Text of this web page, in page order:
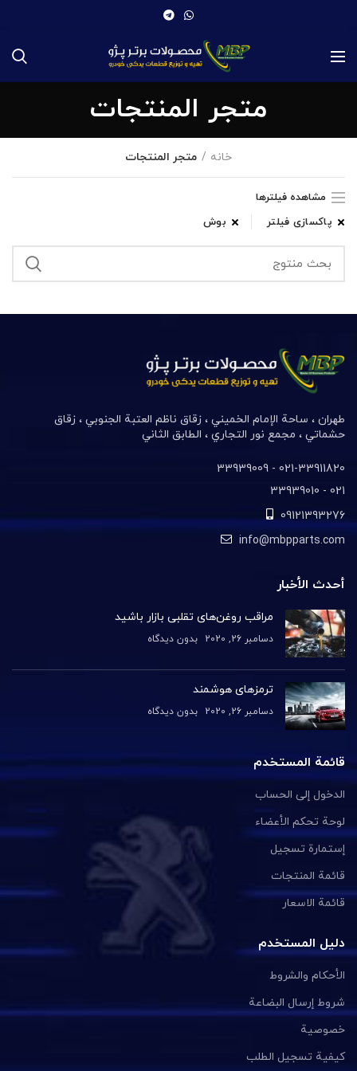
متجر المنتجات
خانه متجر المنتجات
مشاهده فیلترها
پاکسازی فیلتر
بوش
طهران ، ساحة الإمام الخميني ، زقاق ناظم العتبة الجنوبي ، زقاق
حشماتي ، مجمع نور التجاري ، الطابق الثاني
021-33911820- 33939009
021- 33939010
09121393276
info@mbpparts.com
أحدث الأخبار
مراقب روغن‌های تقلبی بازار باشید
دسامبر 26, 2020 بدون دیدگاه
ترمزهای هوشمند
دسامبر 26, 2020 بدون دیدگاه
قائمة المستخدم
الدخول إلى الحساب
لوحة تحكم الأعضاء
إستمارة تسجيل
قائمة المنتجات
قائمة الاسعار
دليل المستخدم
الأحكام والشروط
شروط إرسال البضاعة
خصوصية
كيفية تسجيل الطلب